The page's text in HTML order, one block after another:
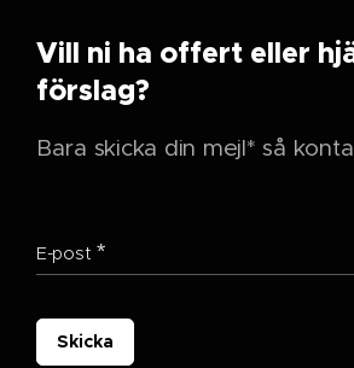
Vill ni ha offert eller
förslag?
Bara skicka din mejl* så
E-post
Skicka